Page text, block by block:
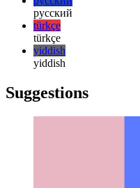
日本語
한국어
한국어
русский
русский
türkçe
yiddish